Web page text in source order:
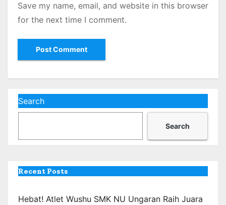
Save my name, email, and website in this browser
for the next time I comment.
Search
Search
Recent Posts
Hebat! Atlet Wushu SMK NU Ungaran Raih Juara